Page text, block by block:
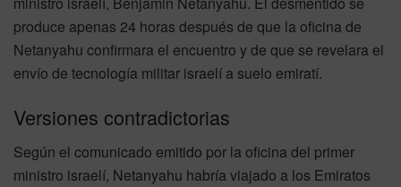
produce apenas 24 horas después de que la oficina de
Netanyahu confirmara el encuentro y de que se revelara el
envío de tecnología militar israelí a suelo emiratí.
Versiones contradictorias
Según el comunicado emitido por la oficina del primer
ministro israelí, Netanyahu habría viajado a los Emiratos